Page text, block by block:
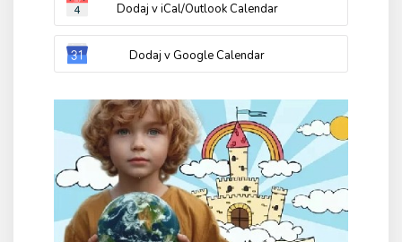
Dodaj v iCal/Outlook Calendar
Dodaj v Google Calendar